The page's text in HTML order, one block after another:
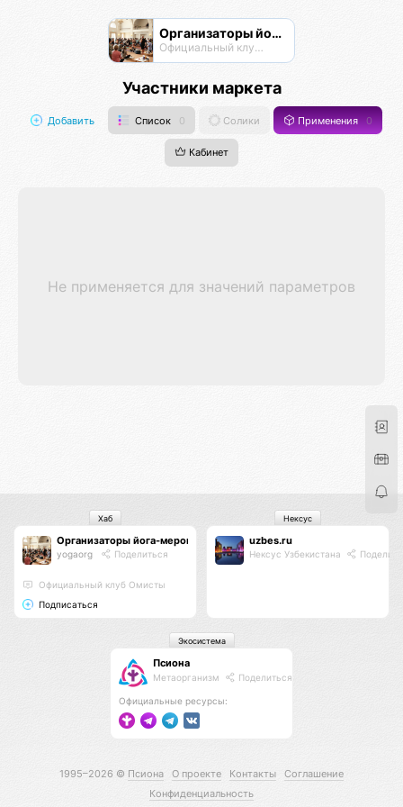
Организаторы йога-мероприятий
Официальный клуб Омисты
Участники маркета
Добавить Список 0 Солики Применения 0
Кабинет
Не применяется для значений параметров
Организаторы йога-мероприятий
yogaorg Поделиться
Официальный клуб Омисты
Подписаться
Хаб
uzbes.ru
Нексус Узбекистана
Нексус
Псиона
Метаорганизм Поделиться
Официальные ресурсы:
Экосистема
1995–2026 © Псиона О проекте Контакты
Соглашение
Конфиденциальность